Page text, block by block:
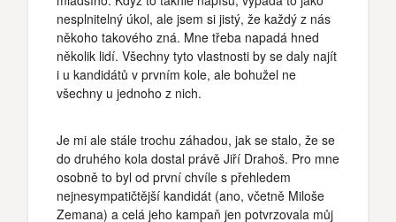
nesplnitelný úkol, ale jsem si jistý, že každý z nás
někoho takového zná. Mne třeba napadá hned
několik lidí. Všechny tyto vlastnosti by se daly najít
i u kandidátů v prvním kole, ale bohužel ne
všechny u jednoho z nich.
Je mi ale stále trochu záhadou, jak se stalo, že se
do druhého kola dostal právě Jiří Drahoš. Pro mne
osobně to byl od první chvíle s přehledem
nejnesympatičtější kandidát (ano, včetně Miloše
Zemana) a celá jeho kampaň jen potvrzovala můj